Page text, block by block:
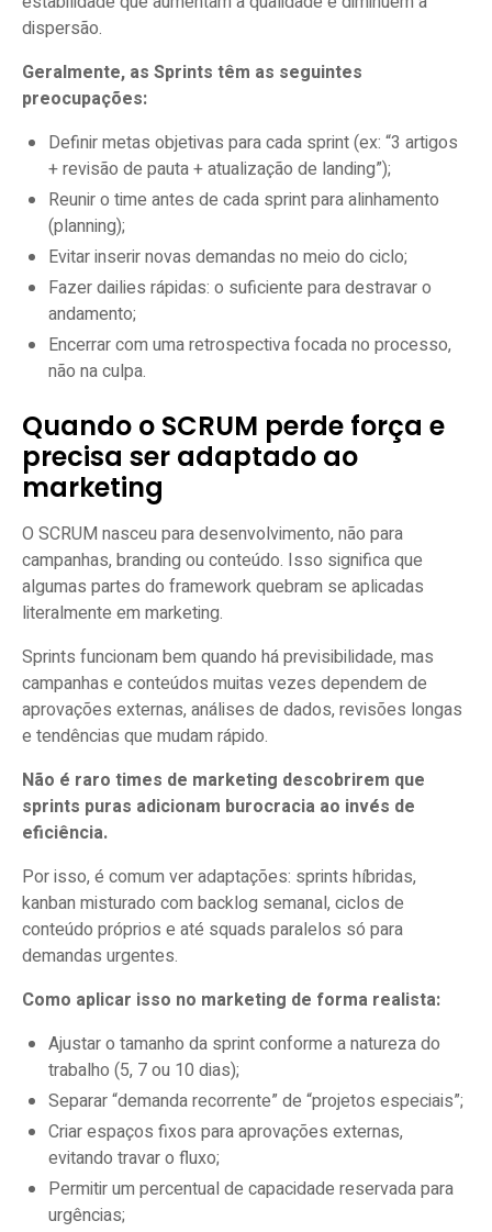
dispersão.
Geralmente, as Sprints têm as seguintes
preocupações:
Definir metas objetivas para cada sprint (ex: “3 artigos
+ revisão de pauta + atualização de landing”);
Reunir o time antes de cada sprint para alinhamento
(planning);
Evitar inserir novas demandas no meio do ciclo;
Fazer dailies rápidas: o suficiente para destravar o
andamento;
Encerrar com uma retrospectiva focada no processo,
não na culpa.
Quando o SCRUM perde força e
precisa ser adaptado ao
marketing
O SCRUM nasceu para desenvolvimento, não para
campanhas, branding ou conteúdo. Isso significa que
algumas partes do framework quebram se aplicadas
literalmente em marketing.
Sprints funcionam bem quando há previsibilidade, mas
campanhas e conteúdos muitas vezes dependem de
aprovações externas, análises de dados, revisões longas
e tendências que mudam rápido.
Não é raro times de marketing descobrirem que
sprints puras adicionam burocracia ao invés de
eficiência.
Por isso, é comum ver adaptações: sprints híbridas,
kanban misturado com backlog semanal, ciclos de
conteúdo próprios e até squads paralelos só para
demandas urgentes.
Como aplicar isso no marketing de forma realista:
Ajustar o tamanho da sprint conforme a natureza do
trabalho (5, 7 ou 10 dias);
Separar “demanda recorrente” de “projetos especiais”;
Criar espaços fixos para aprovações externas,
evitando travar o fluxo;
Permitir um percentual de capacidade reservada para
urgências;